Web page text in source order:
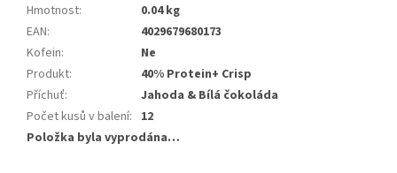
Hmotnost:
0.04 kg
EAN:
4029679680173
Kofein:
Ne
Produkt:
40% Protein+ Crisp
Příchuť:
Jahoda & Bílá čokoláda
Počet kusů v balení: 12
Položka byla vyprodána…